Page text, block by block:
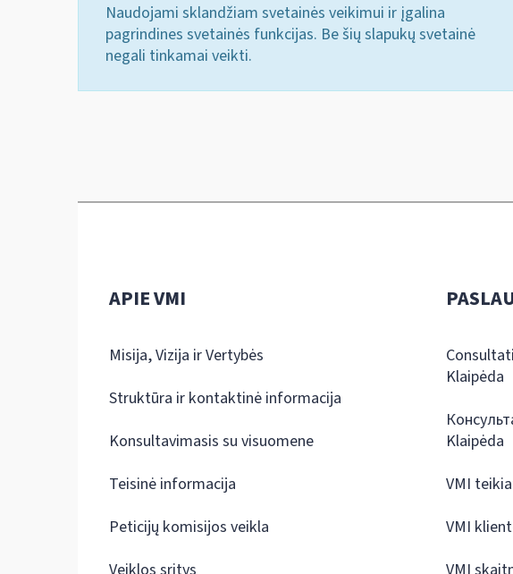
Naudojami sklandžiam svetainės veikimui ir įgalina
pagrindines svetainės funkcijas. Be šių slapukų svetainė
negali tinkamai veikti.
APIE VMI
Misija, Vizija ir Vertybės
Struktūra ir kontaktinė informacija
Konsultavimasis su visuomene
Teisinė informacija
Peticijų komisijos veikla
Klaipėda
Klaipėda
VMI
VMI